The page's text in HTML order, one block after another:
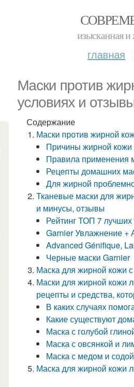
изысканная и
главная
Маски против
условиях и
Содержание
Маски против жирной
Причины жирной кожи
Правила применения
Рецепты домашних
Для жирной
Тканевые маски для
и минусы, отзывы
Рейтинг ТОП 7
Garnier Увлажнение +
Advanced Génifique,
Черные маски Garnier
Маска для жирной кожи
Маски для жирной кожи
рецепты и средства,
В каких случаях
Какие существуют
Маска с голубой
Маска с овсянкой и
Маска с медом и содой
Маска для жирной кожи